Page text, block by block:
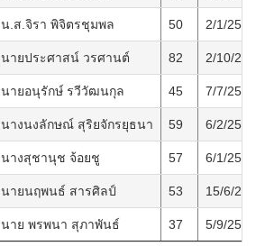
น.ส.จิรา พิจิตรชุมพล 50 2/1/2562
นายประศาสน์ วรศานต์ 82 2/10/
นายอนุรักษ์ รวีวัฒนกุล 45 7/7/2563
นางนงลักษณ์ สุริยจักรยุธนา 59 6/2/2555
นางสุชานุช จ้อยชู 57 6/1/2566
นายนฤพนธ์ สารศิลป์ 53 15/6/
นาย พรพนา สุภาพันธ์ 37 5/9/2551